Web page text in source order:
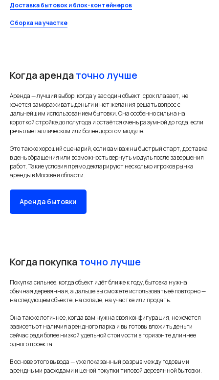
Доставка бытовок и блок-контейнеров
Сборка на участке
Когда арендаточно лучше
Аренда — лучший выбор, когда у вас один объект, срок плавает, не
хочется замораживать деньги и нет желания решать вопрос с
дальнейшим использованием бытовки. Она особенно сильна на
короткой стройке до полугода и остаётся очень разумной до года, если
речь о металлическом или более дорогом модуле.
Это также хороший сценарий, если вам важны быстрый старт, доставка
в день обращения или возможность вернуть модуль после завершения
работ. Такие условия прямо декларируют несколько игроков рынка
аренды в Москве и области.
Аренда бытовки
Когда покупкаточно лучше
Покупка сильнее, когда объект идёт ближе к году, бытовка нужна
обычная деревянная, а дальше вы сможете использовать её повторно —
на следующем объекте, на складе, на участке или продать.
Она также логичнее, когда вам нужна своя конфигурация, не хочется
зависеть от наличия арендного парка и вы готовы вложить деньги
сейчас ради более низкой удельной стоимости в горизонте длиннее
одного проекта.
В основе этого вывода — уже показанный разрыв между годовыми
арендными расходами и ценой покупки типовой деревянной бытовки.